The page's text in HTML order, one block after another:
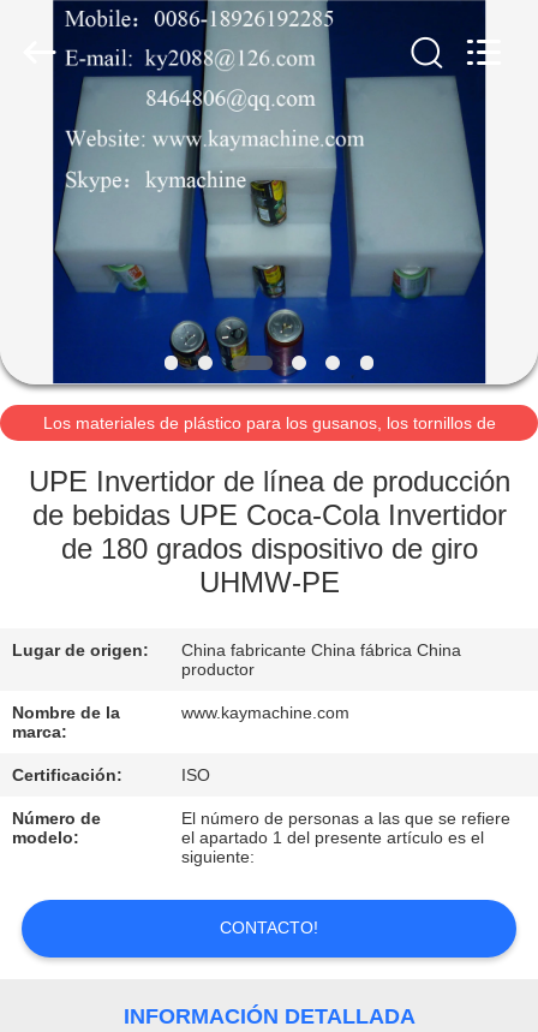
INICIO
PRODUCTOS
SOBRE
NOSOTROS
VISITA
A
LA
FÁBRICA
CALIDAD
CONTACTO
NOTICIAS
SOLICITAR
UNA
COTIZACIÓN
Los materiales de plástico para los gusanos, los tornillos de
UPE Invertidor de línea de producción
de bebidas UPE Coca-Cola Invertidor
de 180 grados dispositivo de giro
UHMW-PE
Lugar de origen:
China fabricante China fábrica China
productor
Nombre de la
marca:
www.kaymachine.com
Certificación: ISO
Número de
modelo:
El número de personas a las que se refiere
el apartado 1 del presente artículo es el
siguiente:
CONTACTO!
INFORMACIÓN DETALLADA